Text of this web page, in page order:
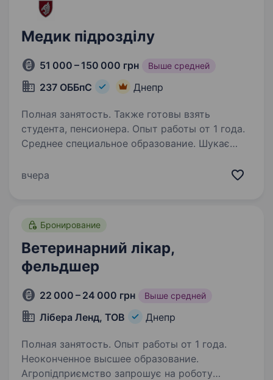
Медик підрозділу
51 000 – 150 000 грн Выше средней
237 ОББпС Днепр
Полная занятость. Также готовы взять
студента, пенсионера. Опыт работы от 1 года.
Среднее специальное образование. Шукає
особового складу та реагує на невідкладні
документацію…
вчера
Бронирование
Ветеринарний лікар,
фельдшер
22 000 – 24 000 грн Выше средней
Лібера Ленд, ТОВ Днепр
Полная занятость. Опыт работы от 1 года.
Неоконченное высшее образование.
Агропідприємство запрошує на роботу